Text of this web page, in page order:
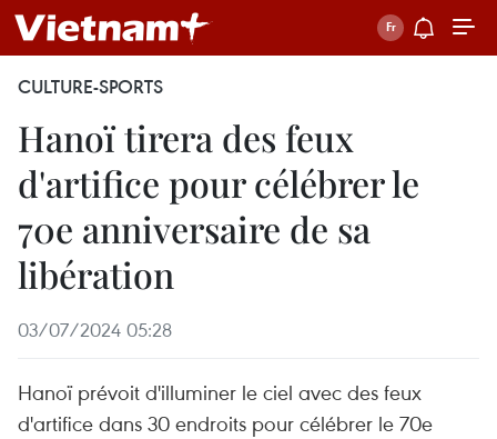
CULTURE-SPORTS
Hanoï tirera des feux
d'artifice pour célébrer le
70e anniversaire de sa
libération
03/07/2024 05:28
Hanoï prévoit d'illuminer le ciel avec des feux
d'artifice dans 30 endroits pour célébrer le 70e